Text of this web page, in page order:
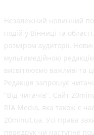
Незалежний новинний
подій у Вінниці та
розміром аудиторії.
мультимедійною
висвітлюємо важливі та
Редакція запрошує
"Від читачів". Сайт
RIA Media, яка також є
20minut.ua. Усі права
передрук чи наступне